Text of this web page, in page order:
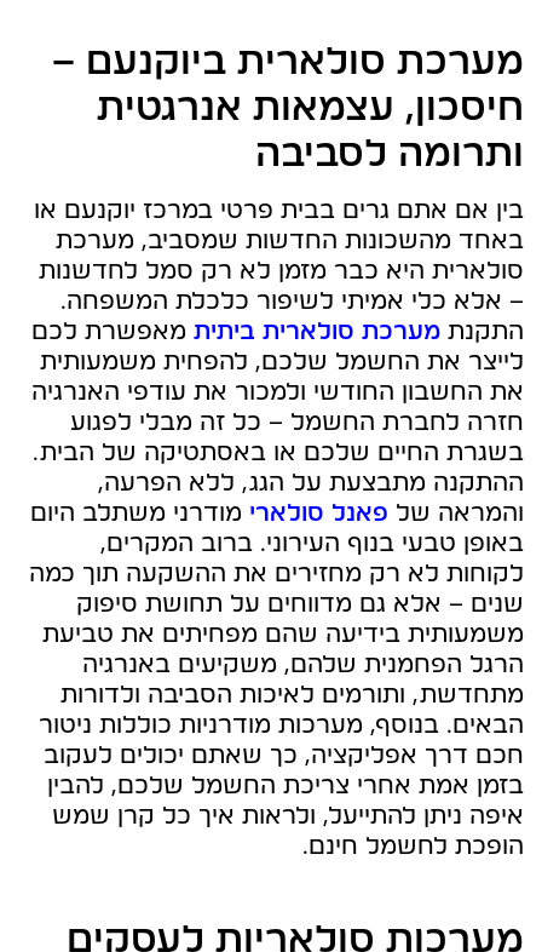
מערכת סולארית ביוקנעם –
חיסכון, עצמאות אנרגטית
ותרומה לסביבה
בין אם אתם גרים בבית פרטי במרכז יוקנעם או
באחד מהשכונות החדשות שמסביב, מערכת
סולארית היא כבר מזמן לא רק סמל לחדשנות
– אלא כלי אמיתי לשיפור כלכלת המשפחה.
התקנת מערכת סולארית ביתית מאפשרת לכם
לייצר את החשמל שלכם, להפחית משמעותית
את החשבון החודשי ולמכור את עודפי האנרגיה
חזרה לחברת החשמל – כל זה מבלי לפגוע
בשגרת החיים שלכם או באסתטיקה של הבית.
ההתקנה מתבצעת על הגג, ללא הפרעה,
והמראה של פאנל סולארי מודרני משתלב היום
באופן טבעי בנוף העירוני. ברוב המקרים,
לקוחות לא רק מחזירים את ההשקעה תוך כמה
שנים – אלא גם מדווחים על תחושת סיפוק
משמעותית בידיעה שהם מפחיתים את טביעת
הרגל הפחמנית שלהם, משקיעים באנרגיה
מתחדשת, ותורמים לאיכות הסביבה ולדורות
הבאים. בנוסף, מערכות מודרניות כוללות ניטור
חכם דרך אפליקציה, כך שאתם יכולים לעקוב
בזמן אמת אחרי צריכת החשמל שלכם, להבין
איפה ניתן להתייעל, ולראות איך כל קרן שמש
הופכת לחשמל חינם.
מערכות סולאריות לעסקים